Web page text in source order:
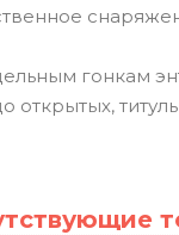
гонкам
открытых,